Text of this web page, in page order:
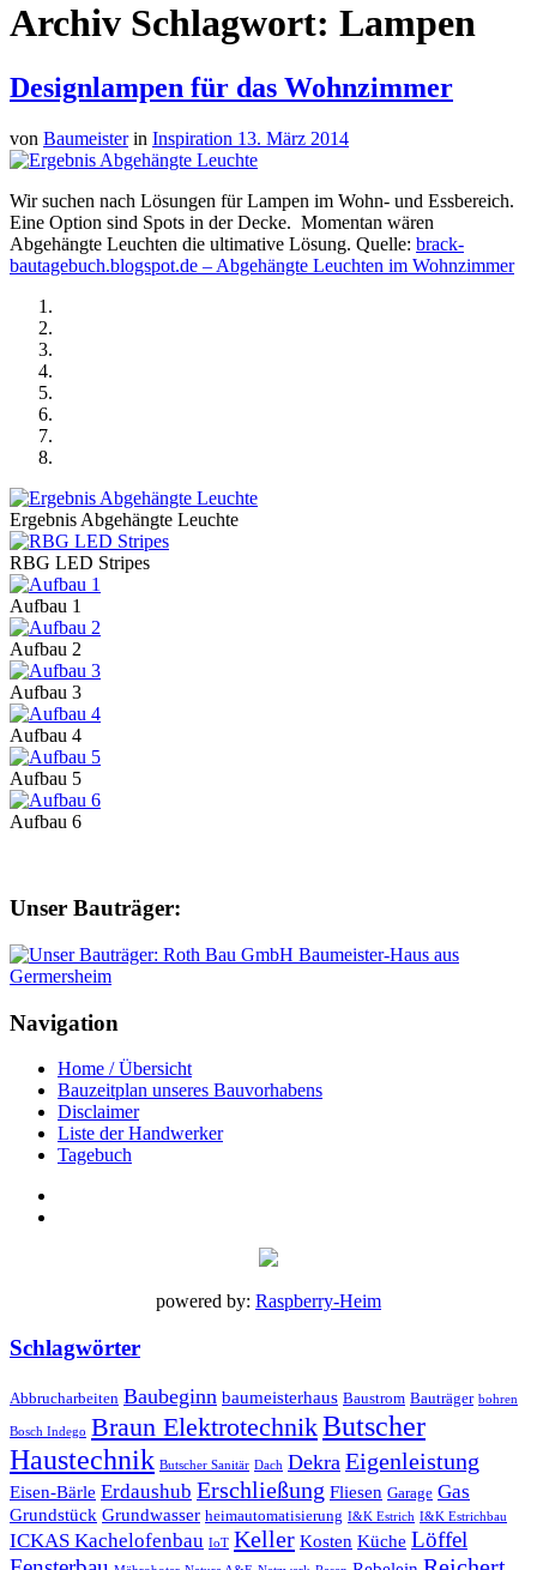
Archiv Schlagwort: Lampen
Designlampen für das Wohnzimmer
von Baumeisterin Inspiration 13. März 2014
Wir suchen nach Lösungen für Lampen im Wohn- und Essbereich.
Eine Option sind Spots in der Decke. Momentan wären
Abgehängte Leuchten die ultimative Lösung. Quelle: brack-
bautagebuch.blogspot.de – Abgehängte Leuchten im Wohnzimmer
Ergebnis Abgehängte Leuchte
RBG LED Stripes
Aufbau 1
Aufbau 2
Aufbau 3
Aufbau 4
Aufbau 5
Aufbau 6
Unser Bauträger:
Navigation
Home / Übersicht
Bauzeitplan unseres Bauvorhabens
Disclaimer
Liste der Handwerker
Tagebuch
powered by: Raspberry-Heim
Schlagwörter
Abbrucharbeiten Baubeginn baumeisterhaus Baustrom Bauträger bohren
Bosch Indego Braun ElektrotechnikButscher
Haustechnik Butscher Sanitär Dach Dekra Eigenleistung
Eisen-Bärle Erdaushub Erschließung Fliesen Garage Gas
Grundstück Grundwasser heimautomatisierung I&K Estrich I&K Estrichbau
ICKAS Kachelofenbau IoT Keller Kosten Küche Löffel